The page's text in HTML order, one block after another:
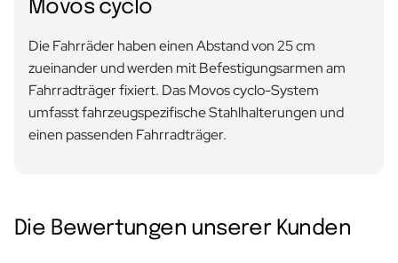
Movos cyclo
Die Fahrräder haben einen Abstand von 25 cm
zueinander und werden mit Befestigungsarmen am
Fahrradträger fixiert. Das Movos cyclo-System
umfasst fahrzeugspezifische Stahlhalterungen und
einen passenden Fahrradträger.
Die Bewertungen unserer Kunden